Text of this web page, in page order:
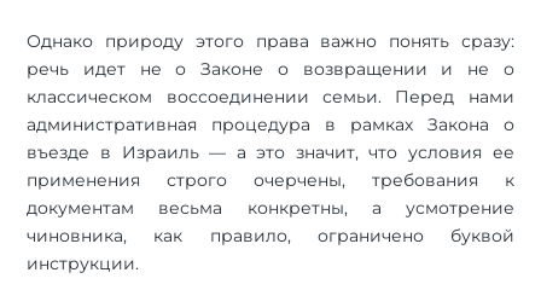
Однако природу этого права важно понять сразу:
речь идет не о Законе о возвращении и не о
классическом воссоединении семьи. Перед нами
административная процедура в рамках Закона о
въезде в Израиль — а это значит, что условия ее
применения строго очерчены, требования к
документам весьма конкретны, а усмотрение
чиновника, как правило, ограничено буквой
инструкции.